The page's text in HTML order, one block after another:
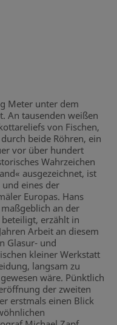
Meter unter dem
An tausenden weißen
von Fischen,
beide Röhren, ein
vor über hundert
Wahrzeichen
ausgezeichnet, ist
eines der
Europas. Hans
an der
erzählt in
Arbeit an diesem
Glasur- und
kleiner Werkstatt
langsam zu
wäre. Pünktlich
der zweiten
erstmals einen Blick